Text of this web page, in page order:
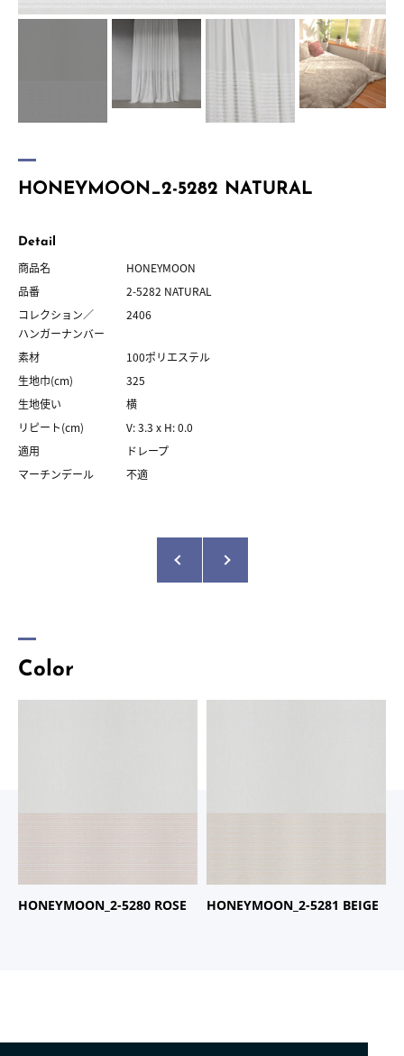
HONEYMOON_2-5282 NATURAL
Detail
商品名
HONEYMOON
品番
2-5282 NATURAL
コレクション／
ハンガーナンバー
2406
素材
100ポリエステル
生地巾(cm)
325
生地使い
横
リピート(cm)
V: 3.3 x H: 0.0
適用
ドレープ
マーチンデール
不適
Color
HONEYMOON_2-5280 ROSE HONEYMOON_2-5281 BEIGE